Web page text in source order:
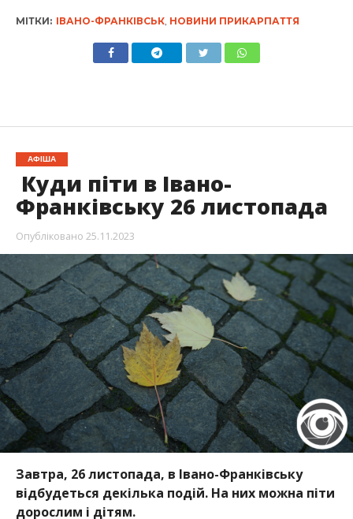
МІТКИ: ІВАНО-ФРАНКІВСЬК, НОВИНИ ПРИКАРПАТТЯ
АФІША
Куди піти в Івано-
Франківську 26 листопада
Опубліковано 25.11.2023
Завтра, 26 листопада, в Івано-Франківську
відбудеться декілька подій. На них можна піти
дорослим і дітям.